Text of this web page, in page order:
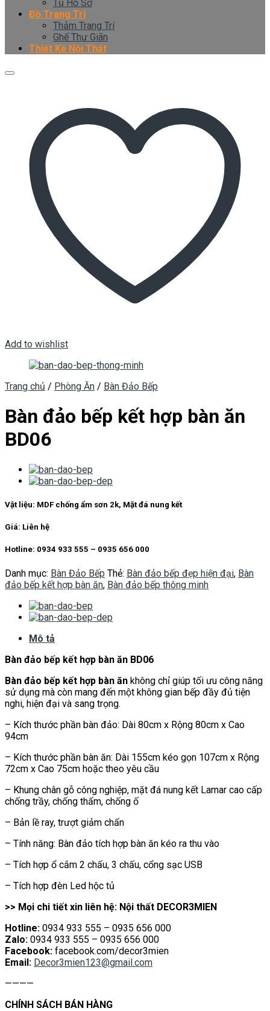
Tủ Hồ Sơ
Đồ Trang Trí
Thảm Trang Trí
Ghế Thư Giãn
Thiết Kế Nội Thất
Add to wishlist
Trang chủ / Phòng Ăn / Bàn Đảo Bếp
Bàn đảo bếp kết hợp bàn ăn
BD06
Vật liệu: MDF chống ẩm sơn 2k, Mặt đá nung kết
Giá: Liên hệ
Hotline: 0934 933 555 – 0935 656 000
Danh mục: Bàn Đảo Bếp Thẻ: Bàn đảo bếp đẹp hiện đại, Bàn
đảo bếp kết hợp bàn ăn, Bàn đảo bếp thông minh
Mô tả
Bàn đảo bếp kết hợp bàn ăn BD06
Bàn đảo bếp kết hợp bàn ăn không chỉ giúp tối ưu công năng
sử dụng mà còn mang đến một không gian bếp đầy đủ tiện
nghi, hiện đại và sang trọng.
– Kích thước phần bàn đảo: Dài 80cm x Rộng 80cm x Cao
94cm
– Kích thước phần bàn ăn: Dài 155cm kéo gọn 107cm x Rộng
72cm x Cao 75cm hoặc theo yêu cầu
– Khung chân gỗ công nghiệp, mặt đá nung kết Lamar cao cấp
chống trầy, chống thấm, chống ố
– Bản lề ray, trượt giảm chấn
– Tính năng: Bàn đảo tích hợp bàn ăn kéo ra thu vào
– Tích hợp ổ cắm 2 chấu, 3 chấu, cổng sạc USB
– Tích hợp đèn Led hộc tủ
>> Mọi chi tiết xin liên hệ: Nội thất DECOR3MIEN
Hotline: 0934 933 555 – 0935 656 000
Zalo: 0934 933 555 – 0935 656 000
Facebook: facebook.com/decor3mien
Email: Decor3mien123@gmail.com
————
CHÍNH SÁCH BÁN HÀNG